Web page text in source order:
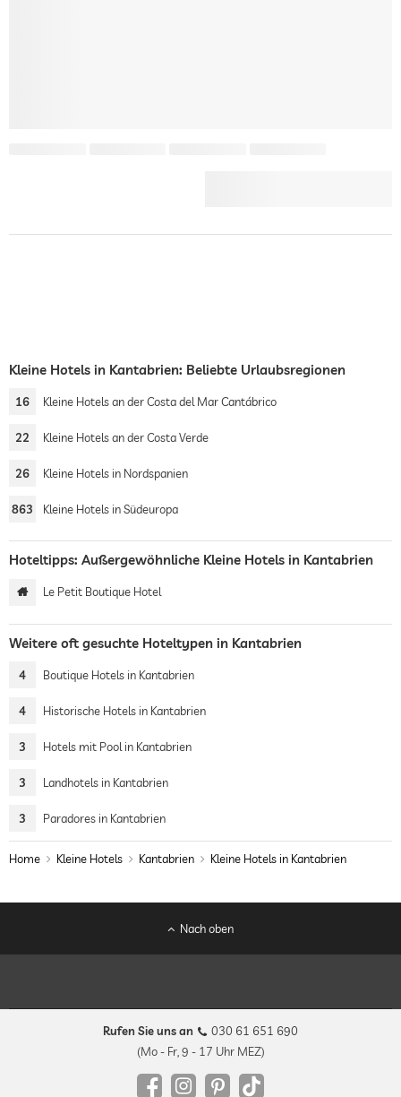
Kleine Hotels in Kantabrien: Beliebte Urlaubsregionen
16 Kleine Hotels an der Costa del Mar Cantábrico
22 Kleine Hotels an der Costa Verde
26 Kleine Hotels in Nordspanien
863 Kleine Hotels in Südeuropa
Hoteltipps: Außergewöhnliche Kleine Hotels in Kantabrien
Le Petit Boutique Hotel
Weitere oft gesuchte Hoteltypen in Kantabrien
4 Boutique Hotels in Kantabrien
4 Historische Hotels in Kantabrien
3 Hotels mit Pool in Kantabrien
3 Landhotels in Kantabrien
3 Paradores in Kantabrien
Home Kleine Hotels Kantabrien Kleine Hotels in Kantabrien
Nach oben
Rufen Sie uns an
030 61 651 690
(Mo - Fr, 9 - 17 Uhr MEZ)